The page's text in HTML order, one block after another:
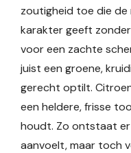
zoutigheid toe die
karakter geeft
voor een zachte
juist een groene,
gerecht optilt.
een heldere, frisse
houdt. Zo ontstaat
aanvoelt, maar toch